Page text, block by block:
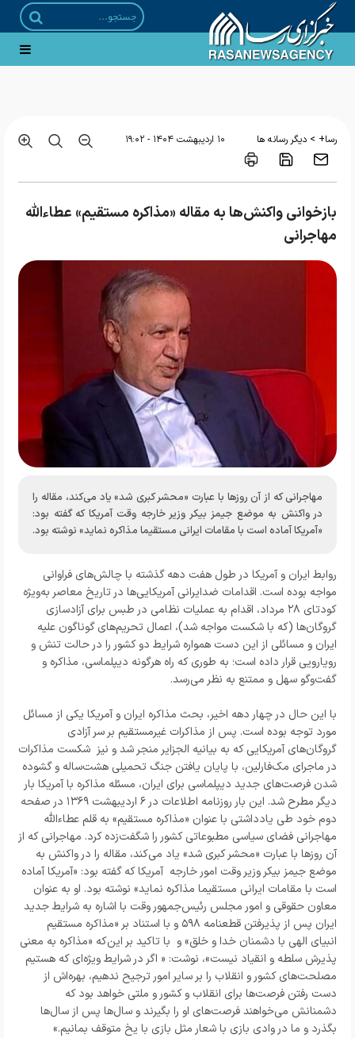
رسا+ > دیگر رسانه ها ۱۰ ارديبهشت ۱۴۰۴ - ۱۹:۰۲
بازخوانی واکنش‌ها به مقاله «مذاکره مستقیم» عطاءالله
مهاجرانی
مهاجرانی که از آن روز‌ها با عبارت «محشر کبری شد» یاد می‌کند، مقاله را
در واکنش به موضع جیمز بیکر وزیر خارجه وقت آمریکا که گفته بود:
«آمریکا آماده است با مقامات ایرانی مستقیما مذاکره نماید» نوشته بود.
روابط ایران و آمریکا در طول هفت دهه گذشته با چالش‌های فراوانی
مواجه بوده است. اقدامات ضدایرانی آمریکایی‌ها در تاریخ معاصر به‌ویژه
کودتای ۲۸ مرداد، اقدام به عملیات نظامی در طبس برای آزادسازی
گروگان‌ها (که با شکست مواجه شد)، اعمال تحریم‌های گوناگون علیه
ایران و مسائلی از این دست همواره شرایط دو کشور را در حالت تنش و
رویارویی قرار داده است؛ به طوری که راه هرگونه دیپلماسی، مذاکره و
گفت‌وگو سهل و ممتنع به نظر می‌رسد.
با این حال در چهار دهه اخیر، بحث مذاکره ایران و آمریکا یکی از مسائل
مورد توجه بوده است. پس از مذاکرات غیرمستقیم بر سر آزادی
گروگان‌های آمریکایی که به بیانیه الجزایر منجر شد و نیز شکست مذاکرات
در ماجرای مک‌فارلین، با پایان یافتن جنگ تحمیلی هشت‌ساله و گشوده
شدن فرصت‌های جدید دیپلماسی برای ایران، مسئله مذاکره با آمریکا بار
دیگر مطرح شد. این بار روزنامه اطلاعات در ۶ اردیبهشت ۱۳۶۹ در صفحه
دوم خود طی یادداشتی با عنوان «مذاکره مستقیم» به قلم عطاءالله
مهاجرانی فضای سیاسی مطبوعاتی کشور را شگفت‌زده کرد. مهاجرانی که از
آن روزها با عبارت «محشر کبری شد» یاد می‌کند، مقاله را در واکنش به
موضع جیمز بیکر وزیر وقت امور خارجه آمریکا که گفته بود: «آمریکا آماده
است با مقامات ایرانی مستقیما مذاکره نماید» نوشته بود. او به عنوان
معاون حقوقی و امور مجلس رئیس‌جمهور وقت با اشاره به شرایط جدید
ایران پس از پذیرفتن قطعنامه ۵۹۸ و با استناد بر «مذاکره مستقیم
انبیای الهی با دشمنان خدا و خلق» و با تاکید بر این‌که «مذاکره به معنی
پذیرش سلطه و انقیاد نیست»، نوشت: « اگر در شرایط ویژه‌ای که هستیم
مصلحت‌های کشور و انقلاب را بر سایر امور ترجیح ندهیم، بهره‌اش از
دست رفتن فرصت‌ها برای انقلاب و کشور و ملتی خواهد بود که
دشمنانش می‌خواهند فرصت‌های او را بگیرند و سال‌ها پس از سال‌ها
بگذرد و ما در وادی بازی با شعار مثل بازی با یخ متوقف بمانیم.»